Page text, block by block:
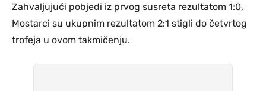
Zahvaljujući pobjedi iz prvog susreta rezultatom 1:0,
Mostarci su ukupnim rezultatom 2:1 stigli do četvrtog
trofeja u ovom takmičenju.